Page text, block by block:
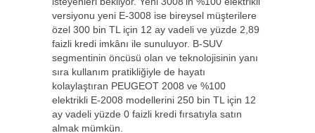
versiyonu yeni E-3008 ise bireysel müşterilere
özel 300 bin TL için 12 ay vadeli ve yüzde 2,89
faizli kredi imkânı ile sunuluyor. B-SUV
segmentinin öncüsü olan ve teknolojisinin yanı
sıra kullanım pratikliğiyle de hayatı
kolaylaştıran PEUGEOT 2008 ve %100
elektrikli E-2008 modellerini 250 bin TL için 12
ay vadeli yüzde 0 faizli kredi fırsatıyla satın
almak mümkün.